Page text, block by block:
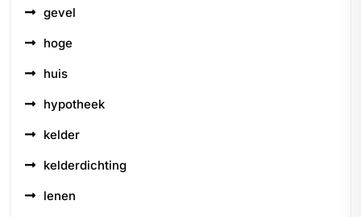
gevel
hoge
huis
hypotheek
kelder
kelderdichting
lenen